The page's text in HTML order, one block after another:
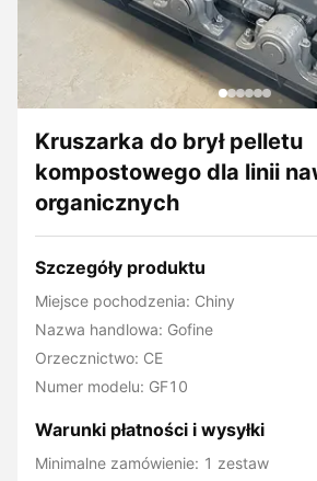
Kruszarka do brył pelletu
kompostowego dla linii
organicznych
Szczegóły produktu
Miejsce pochodzenia: Chiny
Nazwa handlowa: Gofine
Orzecznictwo: CE
Numer modelu: GF10
Warunki płatności i wysyłki
Minimalne zamówienie: 1 zestaw